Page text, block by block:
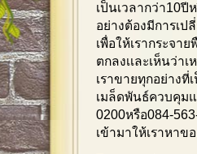
เป็นเวลากว่า10ปี
อย่างต้องมีการเ
เพื่อให้เรากระจา
ตกลงเเละเห็นว่า
เราขายทุกอย่างที่
เมล็ดพันธ์ควบคุม
0200หรือ084-
เข้ามาให้เราหาข